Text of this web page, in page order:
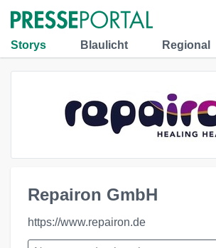
Storys Blaulicht Regional
Repairon GmbH
https://www.repairon.de